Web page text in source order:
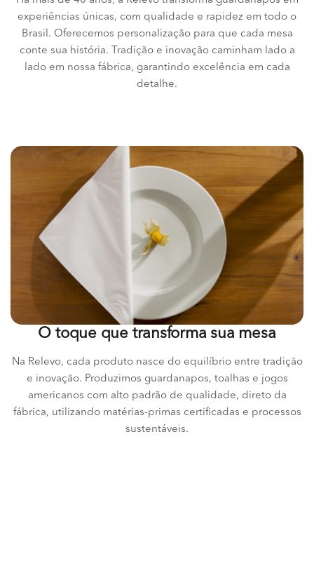
experiências únicas, com qualidade e rapidez em todo o
Brasil. Oferecemos personalização para que cada mesa
conte sua história. Tradição e inovação caminham lado a
lado em nossa fábrica, garantindo excelência em cada
detalhe.
O toque que transforma sua mesa
Na Relevo, cada produto nasce do equilíbrio entre tradição
e inovação. Produzimos guardanapos, toalhas e jogos
americanos com alto padrão de qualidade, direto da
fábrica, utilizando matérias-primas certificadas e processos
sustentáveis.